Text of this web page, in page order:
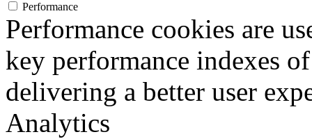
Performance
Performance cookies are
key performance indexes
delivering a better user
Analytics